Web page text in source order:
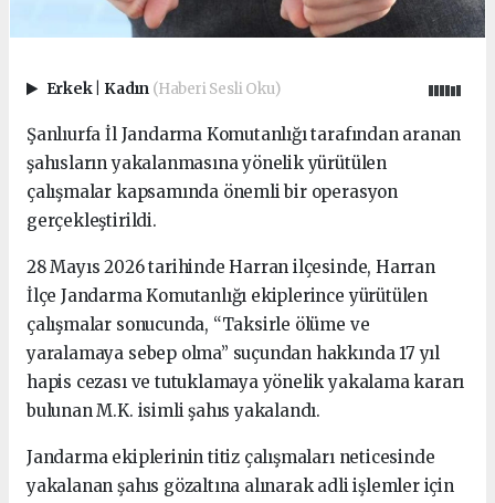
Erkek Kadın (Haberi Sesli Oku)
Şanlıurfa İl Jandarma Komutanlığı tarafından aranan
şahısların yakalanmasına yönelik yürütülen
çalışmalar kapsamında önemli bir operasyon
gerçekleştirildi.
28 Mayıs 2026 tarihinde Harran ilçesinde, Harran
İlçe Jandarma Komutanlığı ekiplerince yürütülen
çalışmalar sonucunda, “Taksirle ölüme ve
yaralamaya sebep olma” suçundan hakkında 17 yıl
hapis cezası ve tutuklamaya yönelik yakalama kararı
bulunan M.K. isimli şahıs yakalandı.
Jandarma ekiplerinin titiz çalışmaları neticesinde
yakalanan şahıs gözaltına alınarak adli işlemler için